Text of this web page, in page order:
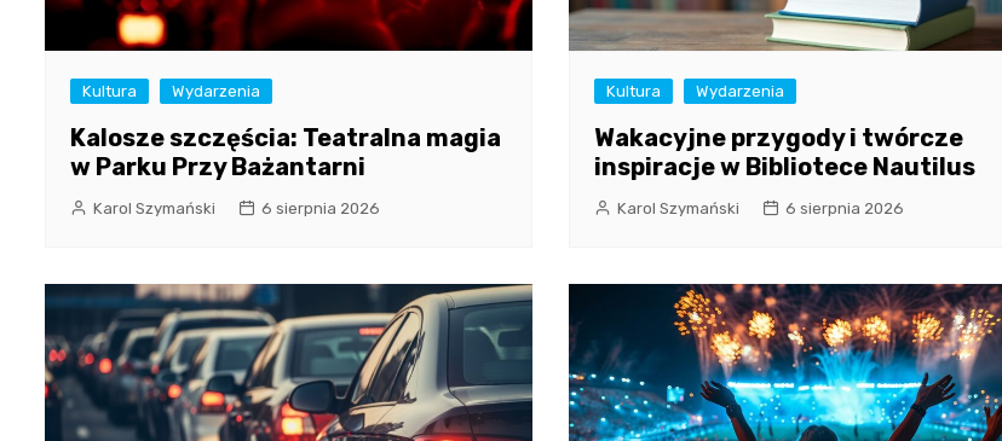
Kultura Wydarzenia
Kalosze szczęścia: Teatralna magia
w Parku Przy Bażantarni
Karol Szymański 6 sierpnia 2026
Kultura Wydarzenia
Wakacyjne przygody i twórcze
inspiracje w Bibliotece Nautilus
Karol Szymański 6 sierpnia 2026